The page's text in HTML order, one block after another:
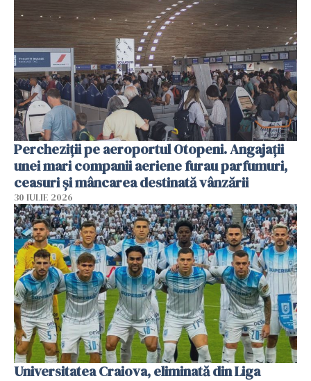
Percheziții pe aeroportul Otopeni. Angajații
unei mari companii aeriene furau parfumuri,
ceasuri și mâncarea destinată vânzării
30 IULIE 2026
Universitatea Craiova, eliminată din Liga